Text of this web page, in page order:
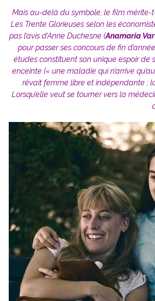
Mais au-delà du symbole, le film mérite-
Les Trente Glorieuses selon les
pas l’avis d’Anne Duchesne (Anamaria
pour passer ses concours de fin
études constituent son unique espoir de
enceinte (« une maladie qui n’arrive
rêvait femme libre et indépendante ;
Lorsqu’elle veut se tourner vers la